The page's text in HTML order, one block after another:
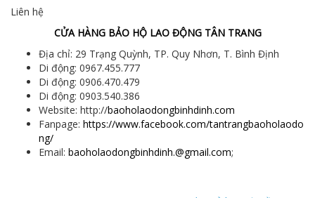
Liên hệ
CỬA HÀNG BẢO HỘ LAO ĐỘNG TÂN TRANG
Địa chỉ: 29 Trạng Quỳnh, TP. Quy Nhơn, T. Bình Định
Di động: 0967.455.777
Di động: 0906.470.479
Di động: 0903.540.386
Website: http://baoholaodongbinhdinh.com
Fanpage: https://www.facebook.com/tantrangbaoholaodo
ng/
Email: baoholaodongbinhdinh.@gmail.com;